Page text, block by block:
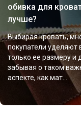
обивка для
лучше?
Выбирая кровать,
покупатели уделяют
только ее размеру и
забывая о таком
аспекте, как мат...